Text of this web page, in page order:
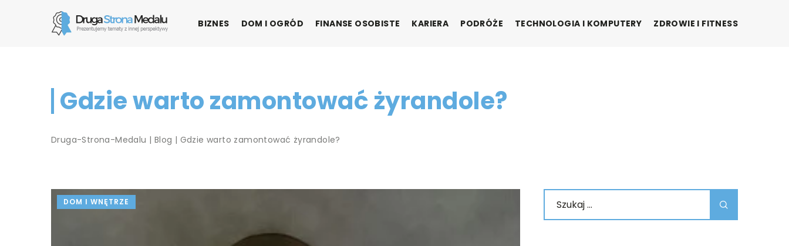
BIZNES DOM I OGRÓD FINANSE OSOBISTE KARIERA PODRÓŻE TECHNOLOGIA I KOMPUTERY ZDROWIE I FITNESS
Gdzie warto zamontować żyrandole?
Druga-Strona-Medalu | Blog | Gdzie warto zamontować żyrandole?
DOM I WNĘTRZE